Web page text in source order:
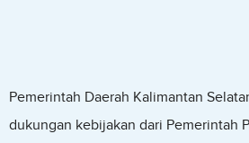
Pemerintah Daerah Kalimantan
dukungan kebijakan dari Pemerintah